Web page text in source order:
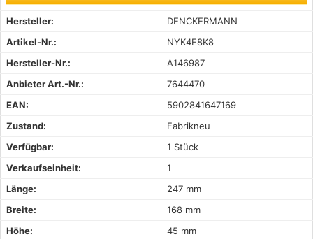
Hersteller:
DENCKERMANN
Artikel-Nr.:
NYK4E8K8
Hersteller-Nr.:
A146987
Anbieter Art.-Nr.:
7644470
EAN:
5902841647169
Zustand:
Fabrikneu
Verfügbar:
1 Stück
Verkaufseinheit:
1
Länge:
247 mm
Breite:
168 mm
Höhe:
45 mm